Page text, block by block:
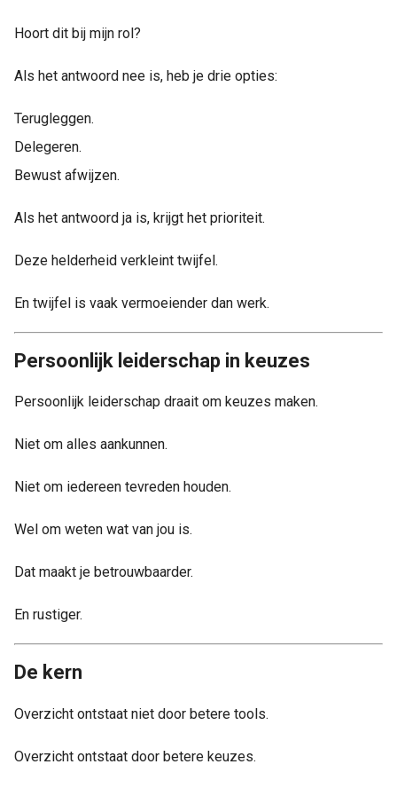
Hoort dit bij mijn rol?
Als het antwoord nee is, heb je drie opties:
Terugleggen.
Delegeren.
Bewust afwijzen.
Als het antwoord ja is, krijgt het prioriteit.
Deze helderheid verkleint twijfel.
En twijfel is vaak vermoeiender dan werk.
Persoonlijk leiderschap in keuzes
Persoonlijk leiderschap draait om keuzes maken.
Niet om alles aankunnen.
Niet om iedereen tevreden houden.
Wel om weten wat van jou is.
Dat maakt je betrouwbaarder.
En rustiger.
De kern
Overzicht ontstaat niet door betere tools.
Overzicht ontstaat door betere keuzes.